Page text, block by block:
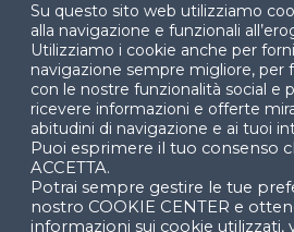
© 2024 Copyright © Politecnico di
di Ingegneria Gestionale
Su questo sito web utilizziamo
alla navigazione e funzionali
Utilizziamo i cookie anche per
navigazione sempre migliore, per
con le nostre funzionalità social e
ricevere informazioni e offerte
abitudini di navigazione e ai tuoi
Puoi esprimere il tuo consenso
ACCETTA.
Potrai sempre gestire le tue
nostro COOKIE CENTER e
informazioni sui cookie utilizzati,